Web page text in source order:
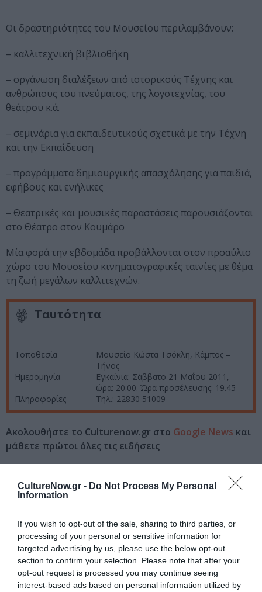
CultureNow.gr - Do Not Process My Personal
Information
If you wish to opt-out of the sale, sharing to third parties, or
processing of your personal or sensitive information for
targeted advertising by us, please use the below opt-out
section to confirm your selection. Please note that after your
opt-out request is processed you may continue seeing
interest-based ads based on personal information utilized by
Οι δραστηριότητες του Μουσείου περιλαμβάνουν:
– καλλιτεχνική βιβλιοθήκη
– οργάνωση διαλέξεων από ιστορικούς Τέχνης και
ανθρώπους του πνεύματος, της λογοτεχνίας, του
θεάτρου κ.ά.
– σεμινάρια για εκπαιδευτικούς σχετικά με την Τέχνη
και την Εκπαίδευση
– προγράμματα δημιουργικής απασχόλησης για παιδιά,
εφήβους και ενήλικες
– Θεατρικές και μουσικές παραστάσεις παρουσιάζονται
στο Θέατρο στον Κουμάρο
Μία φορά την εβδομάδα προβάλλονται στον προαύλιο
χώρο του Μουσείου κινηματογραφικές ταινίες με θέμα
τη ζωή μεγάλων καλλιτεχνών.
Ταυτότητα
Τοποθεσία
Μουσείο Κώστα Τσόκλη, Κάμπος –
Τήνος
Ημερομηνία
Εγκαίνια: Σάββατο 21 Μαΐου 2011,
ώρα: 20.00. Ώρα προσέλευσης: 19.45
Πληροφορίες
Τηλ.: 22830 51009
Ακολουθήστε το Culturenow.gr στο Google News και
μάθετε πρώτοι όλες τις ειδήσεις
Πολιτισμό στοCulturenow.gr
Tags